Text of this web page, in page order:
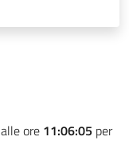
alle ore 11:06:05 per